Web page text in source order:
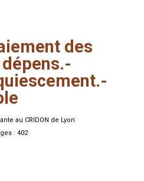
des
dépens.-
au CRIDON de Lyon
: 402